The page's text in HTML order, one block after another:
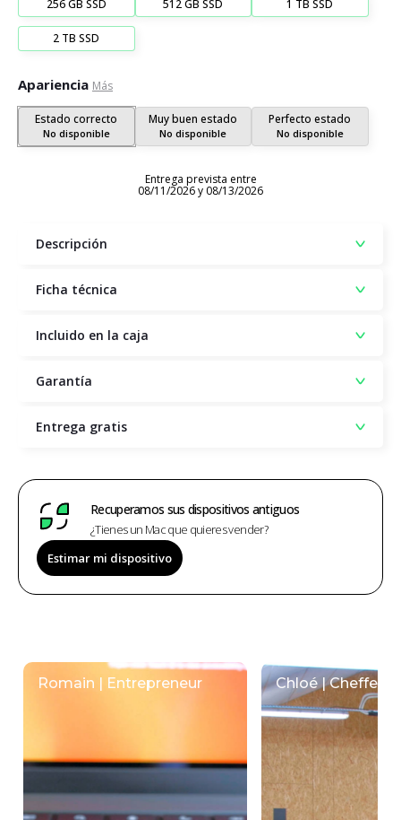
256 GB SSD 512 GB SSD 1 TB SSD
2 TB SSD
Apariencia Más
Estado correcto
No disponible
Muy buen estado
No disponible
Perfecto estado
No disponible
Entrega prevista entre
08/11/2026 y 08/13/2026
Descripción
Ficha técnica
Incluido en la caja
Garantía
Entrega gratis
Recuperamos sus dispositivos antiguos
¿Tienes un Mac que quieres vender?
Estimar mi dispositivo